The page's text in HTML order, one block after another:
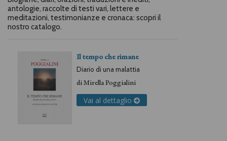
antologie, raccolte di testi vari, lettere e
meditazioni, testimonianze e cronaca: scopri il
nostro catalogo.
Il tempo che rimane
Diario di una malattia
diMirella Poggialini
Vai al dettaglio